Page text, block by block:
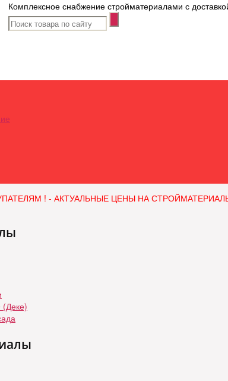
Комплексное снабжение стройматериалами с
! - АКТУАЛЬНЫЕ ЦЕНЫ НА